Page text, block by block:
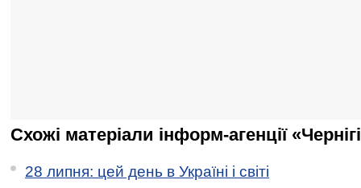
Схожі матеріали інформ-агенції
28 липня: цей день в Україні і світі